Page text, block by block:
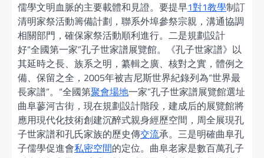
儒學文明血脈的主要載體和見證。要提早1對1教學制訂
清明家祭活動籌備計劃，聯系外埠參祭宗親，溝通協調
相關部門，確保家祭活動順利進行。二是規劃設計
好“全國第一家”孔子世家譜展覽館。《孔子世家譜》以
其延時之長、族系之明，纂輯之廣、核對之實，體例之
備、保留之全，2005年被吉尼斯世界紀錄列為“世界最
長家譜”。“全國第聚會場地一家”孔子世家譜展覽館選址
曲阜蓼河古街，現在規劃設計階段，建成后的展覽館將
應用現代化技術創建沉醉式親身經歷空間，周全展現孔
子世家譜和孔氏家族的歷史傳交流承。三是明確曲阜孔
子儒學促進會私密空間的定位。曲阜老家是數百萬孔子